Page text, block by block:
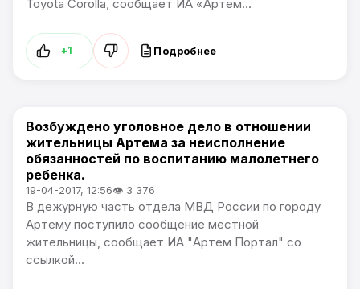
Toyota Corolla, сообщает ИА «Артем...
+1 Подробнее
Происшествия
Возбуждено уголовное дело в отношении
жительницы Артема за неисполнение
обязанностей по воспитанию малолетнего
ребенка.
19-04-2017, 12:56👁 3 376
В дежурную часть отдела МВД России по городу
Артему поступило сообщение местной
жительницы, сообщает ИА "Артем Портал" со
ссылкой...